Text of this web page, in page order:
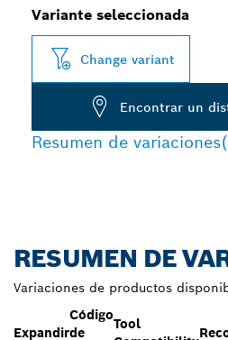
Variante seleccionada
Change variant
Encontrar un
Resumen de variaciones
RESUMEN DE
Variaciones de productos
Expandir
Código
de
Tool